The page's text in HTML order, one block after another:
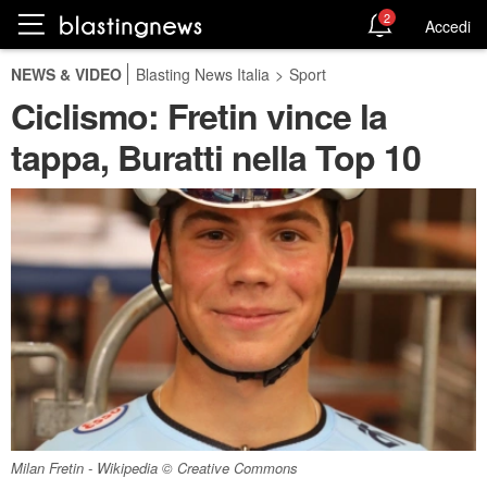
2 Accedi
NEWS & VIDEO Blasting News Italia > Sport
Ciclismo: Fretin vince la
tappa, Buratti nella Top 10
Milan Fretin - Wikipedia © Creative Commons